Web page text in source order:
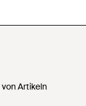
Artikeln